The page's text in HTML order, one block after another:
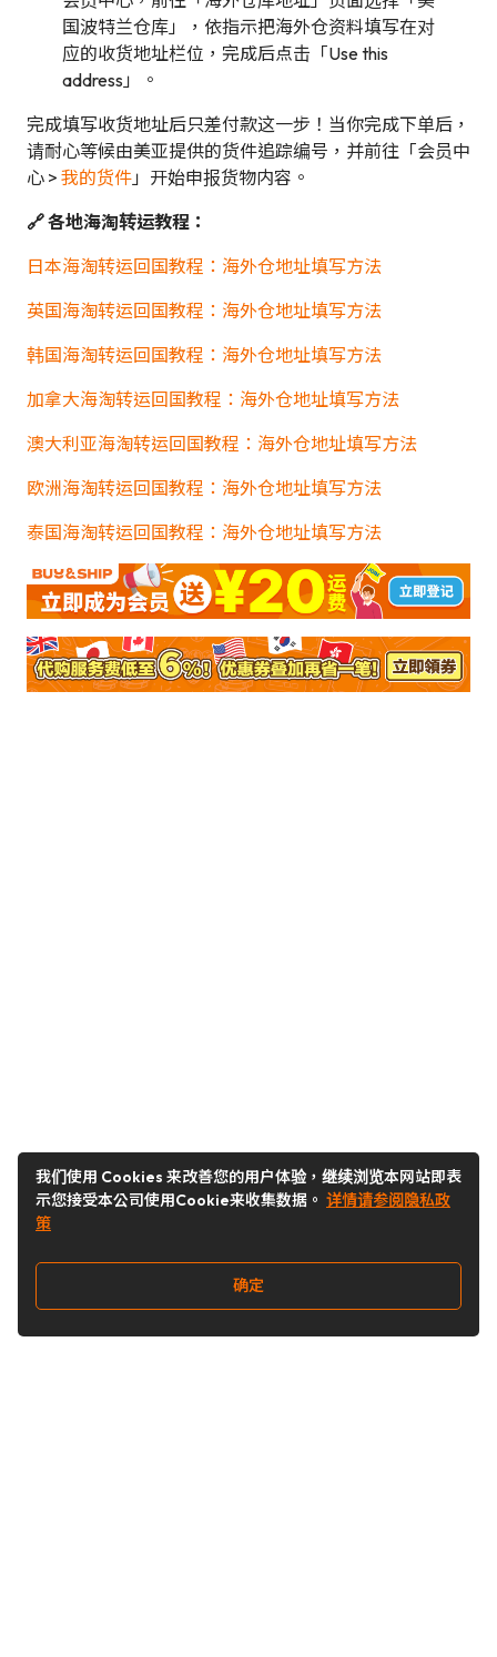
国波特兰仓库」，依指示把海外仓资料填写在对
应的收货地址栏位，完成后点击「Use this
address」。
完成填写收货地址后只差付款这一步！当你完成下单后，
请耐心等候由美亚提供的货件追踪编号，并前往「会员中
心 > 我的货件」开始申报货物内容。
🔗 各地海淘转运教程：
日本海淘转运回国教程：海外仓地址填写方法
英国海淘转运回国教程：海外仓地址填写方法
韩国海淘转运回国教程：海外仓地址填写方法
加拿大海淘转运回国教程：海外仓地址填写方法
澳大利亚海淘转运回国教程：海外仓地址填写方法
欧洲海淘转运回国教程：海外仓地址填写方法
泰国海淘转运回国教程：海外仓地址填写方法
我们使用 Cookies 来改善您的用户体验，继续浏览本网站即表
示您接受本公司使用Cookie来收集数据。 详情请参阅隐私政
策
确定